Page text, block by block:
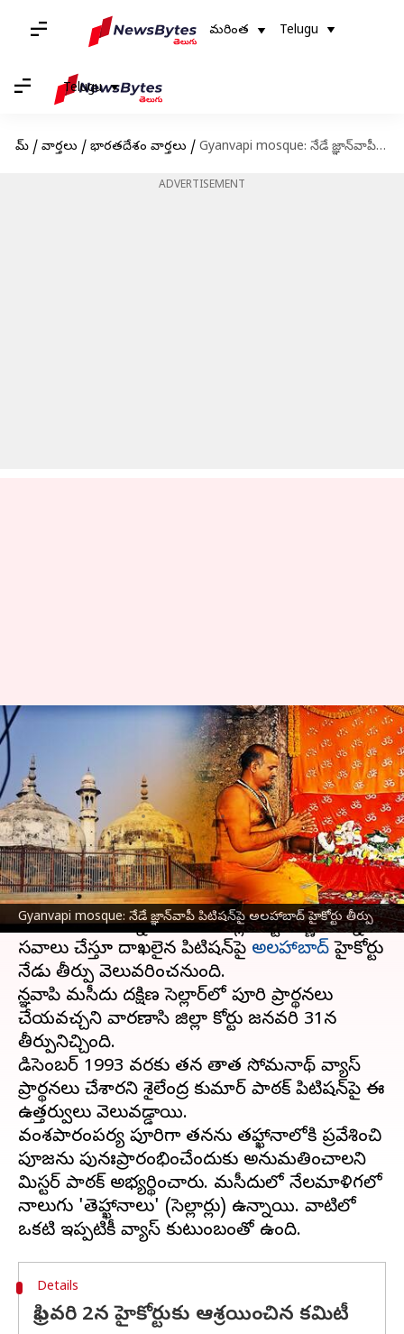
మరింత Telugu
Telugu
హోమ్ / వార్తలు / భారతదేశం వార్తలు / Gyanvapi mosque: నేడే జ్ఞాన్‌వాపీ పిటిషన్‌పై అలహాబాద్ హైకోర్టు తీర్పు
ADVERTISEMENT
Gyanvapi mosque: నేడే జ్ఞాన్‌వాపీ పిటిషన్‌పై అలహాబాద్ హైకోర్టు తీర్పు
Gyanvapi mosque: నేడే జ్ఞాన్‌వాపీ
పిటిషన్‌పై అలహాబాద్ హైకోర్టు
తీర్పు
వ్రాసిన వారు Sirish Praharaju Feb 26, 2024 08:19 am
ఈ వార్తాకథనం ఏంటి
జ్ఞానవాపి మసీదులోని సెల్లార్‌లో హిందూ ప్రార్థనలను
అనుమతించాలన్న వారణాసి జిల్లా కోర్టు నిర్ణయాన్ని
సవాలు చేస్తూ దాఖలైన పిటిషన్‌పై అలహాబాద్హైకోర్టు
నేడు తీర్పు వెలువరించనుంది.
జ్ఞానవాపి మసీదు దక్షిణ సెల్లార్‌లో పూజారి ప్రార్థనలు
చేయవచ్చని వారణాసి జిల్లా కోర్టు జనవరి 31న
తీర్పునిచ్చింది.
డిసెంబర్ 1993 వరకు తన తాత సోమనాథ్ వ్యాస్
ప్రార్థనలు చేశారని శైలేంద్ర కుమార్ పాఠక్ పిటిషన్‌పై ఈ
ఉత్తర్వులు వెలువడ్డాయి.
వంశపారంపర్య పూజారిగా తనను తహ్ఖానాలోకి ప్రవేశించి
పూజను పునఃప్రారంభించేందుకు అనుమతించాలని
మిస్టర్ పాఠక్ అభ్యర్థించారు. మసీదులో నేలమాళిగలో
నాలుగు 'తెహ్ఖానాలు' (సెల్లార్లు) ఉన్నాయి. వాటిలో
Details
ఫిబ్రవరి 2న హైకోర్టుకు ఆశ్రయించిన కమిటీ